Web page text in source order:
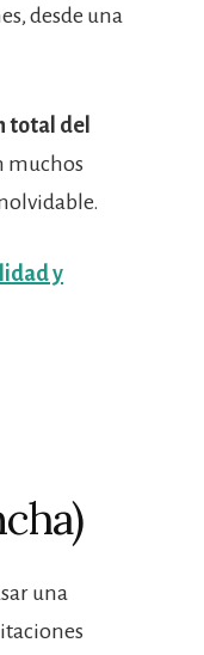
desde una
total del
muchos
y
una